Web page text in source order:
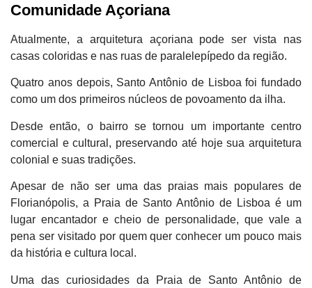
Comunidade Açoriana
Atualmente, a arquitetura açoriana pode ser vista nas
casas coloridas e nas ruas de paralelepípedo da região.
Quatro anos depois, Santo Antônio de Lisboa foi fundado
como um dos primeiros núcleos de povoamento da ilha.
Desde então, o bairro se tornou um importante centro
comercial e cultural, preservando até hoje sua arquitetura
colonial e suas tradições.
Apesar de não ser uma das praias mais populares de
Florianópolis, a Praia de Santo Antônio de Lisboa é um
lugar encantador e cheio de personalidade, que vale a
pena ser visitado por quem quer conhecer um pouco mais
da história e cultura local.
Uma das curiosidades da Praia de Santo Antônio de